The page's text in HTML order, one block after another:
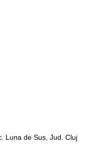
Luna de Sus, Jud. Cluj